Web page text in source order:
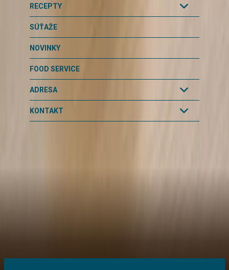
RECEPTY
SÚŤAŽE
NOVINKY
FOOD SERVICE
ADRESA
KONTAKT